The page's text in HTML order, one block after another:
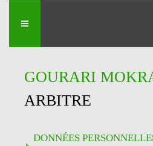
GOURARI
ARBITRE
DONNÉES